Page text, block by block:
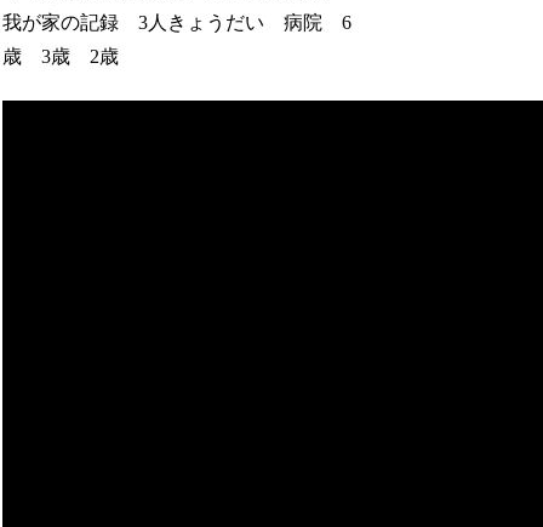
我が家の記録 3人きょうだい 病院 6
歳 3歳 2歳